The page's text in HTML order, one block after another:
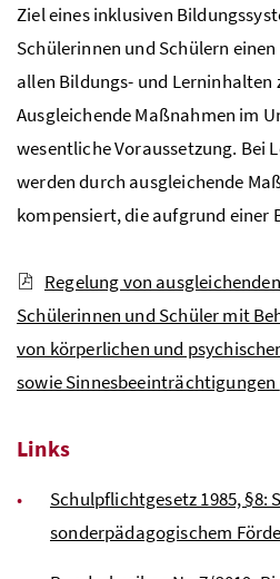
Ziel eines inklusiven
Schülerinnen und Schülern
allen Bildungs- und Lerninhalten
Ausgleichende Maßnahmen im
wesentliche Voraussetzung. Bei
werden durch ausgleichende
kompensiert, die aufgrund einer
Regelung von
Schülerinnen und Schüler mit
von körperlichen und
sowie Sinnesbeeinträchtigungen
Links
Schulpflichtgesetz 1985, §8:
sonderpädagogischem